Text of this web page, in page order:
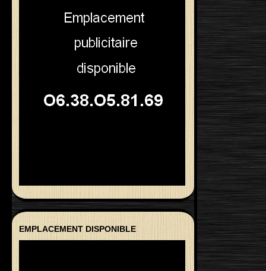
EMPLACEMENT DISPONIBLE